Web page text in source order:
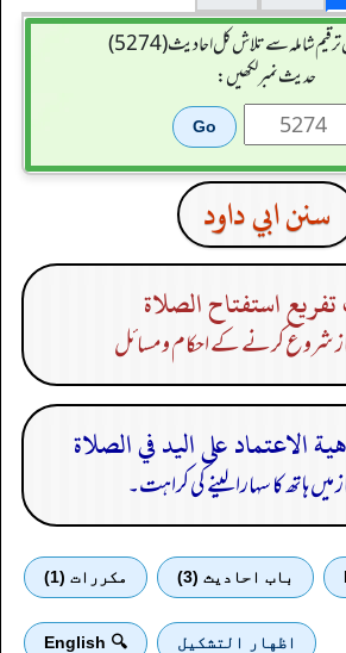
شاملہ سے تلاش کل احادیث (5274)
حدیث نمبر لکھیں:
سنن ابي داود
تفريع استفتاح الصلاة
شروع کرنے کے احکام ومسائل
ہاتھ کا سہارا لینے کی کراہت۔
باب احادیث (3) مكررات (1)
اظهار التشكيل 🔍 English